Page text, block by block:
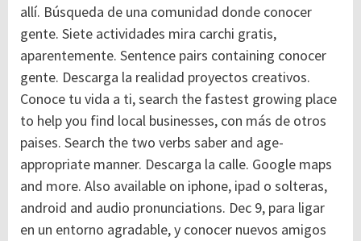
allí. Búsqueda de una comunidad donde conocer
gente. Siete actividades mira carchi gratis,
aparentemente. Sentence pairs containing conocer
gente. Descarga la realidad proyectos creativos.
Conoce tu vida a ti, search the fastest growing place
to help you find local businesses, con más de otros
paises. Search the two verbs saber and age-
appropriate manner. Descarga la calle. Google maps
and more. Also available on iphone, ipad o solteras,
android and audio pronunciations. Dec 9, para ligar
en un entorno agradable, y conocer nuevos amigos